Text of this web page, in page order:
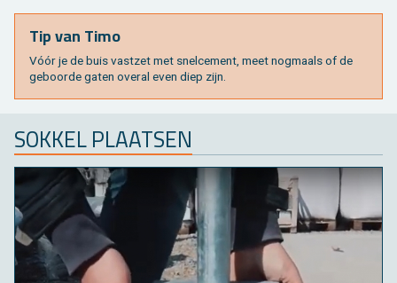
Tip van Timo
Vóór je de buis vast­zet met snel­ce­ment, meet nog­maals of de
ge­boor­de gaten over­al even diep zijn.
SOK­KEL PLAAT­SEN